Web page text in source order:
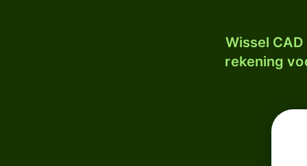
Wissel
rekening